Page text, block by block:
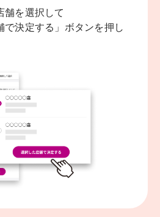
舗を選択して
で決定する」ボタンを押し